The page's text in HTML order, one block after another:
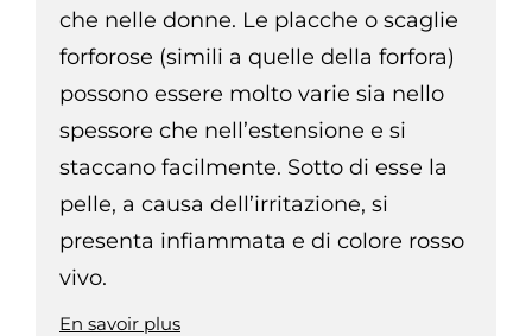
che nelle donne. Le placche o scaglie
forforose (simili a quelle della forfora)
possono essere molto varie sia nello
spessore che nell’estensione e si
staccano facilmente. Sotto di esse la
pelle, a causa dell’irritazione, si
presenta infiammata e di colore rosso
vivo.
En savoir plus